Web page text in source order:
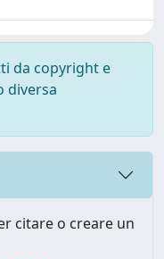
da copyright e
diversa
citare o creare un